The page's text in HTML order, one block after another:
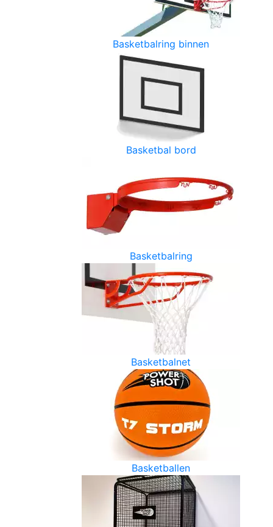
Basketbalring binnen
Basketbal bord
Basketbalring
Basketbalnet
Basketballen